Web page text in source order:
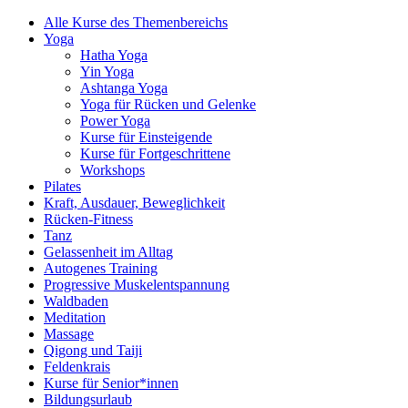
Alle Kurse des Themenbereichs
Yoga
Hatha Yoga
Yin Yoga
Ashtanga Yoga
Yoga für Rücken und Gelenke
Power Yoga
Kurse für Einsteigende
Kurse für Fortgeschrittene
Workshops
Pilates
Kraft, Ausdauer, Beweglichkeit
Rücken-Fitness
Tanz
Gelassenheit im Alltag
Autogenes Training
Progressive Muskelentspannung
Waldbaden
Meditation
Massage
Qigong und Taiji
Feldenkrais
Kurse für Senior*innen
Bildungsurlaub